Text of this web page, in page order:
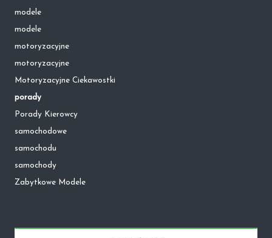
modele
modele
motoryzacyjne
motoryzacyjne
Motoryzacyjne Ciekawostki
porady
Porady Kierowcy
samochodowe
samochodu
samochody
Zabytkowe Modele